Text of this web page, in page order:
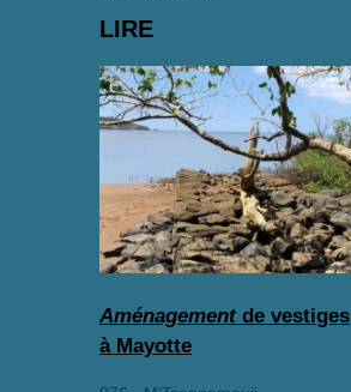
LIRE
Aménagement de vestiges
à Mayotte